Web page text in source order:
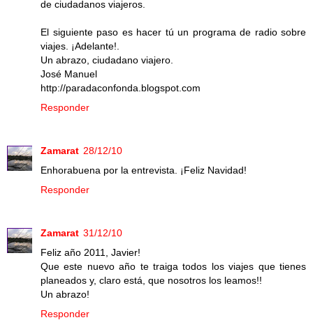
de ciudadanos viajeros.
El siguiente paso es hacer tú un programa de radio sobre
viajes. ¡Adelante!.
Un abrazo, ciudadano viajero.
José Manuel
http://paradaconfonda.blogspot.com
Responder
Zamarat 28/12/10
Enhorabuena por la entrevista. ¡Feliz Navidad!
Responder
Zamarat 31/12/10
Feliz año 2011, Javier!
Que este nuevo año te traiga todos los viajes que tienes
planeados y, claro está, que nosotros los leamos!!
Un abrazo!
Responder